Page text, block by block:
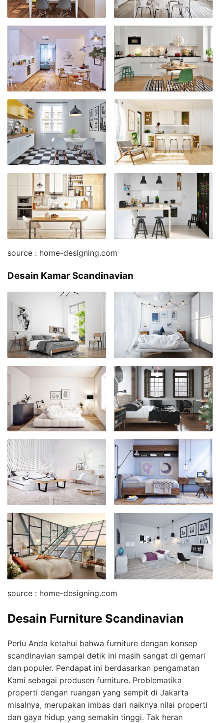
source : home-designing.com
Desain Kamar Scandinavian
source : home-designing.com
Desain Furniture Scandinavian
Perlu Anda ketahui bahwa furniture dengan konsep
scandinavian sampai detik ini masih sangat di gemari
dan populer. Pendapat ini berdasarkan pengamatan
Kami sebagai produsen furniture. Problematika
properti dengan ruangan yang sempit di Jakarta
misalnya, merupakan imbas dari naiknya nilai properti
dan gaya hidup yang semakin tinggi. Tak heran